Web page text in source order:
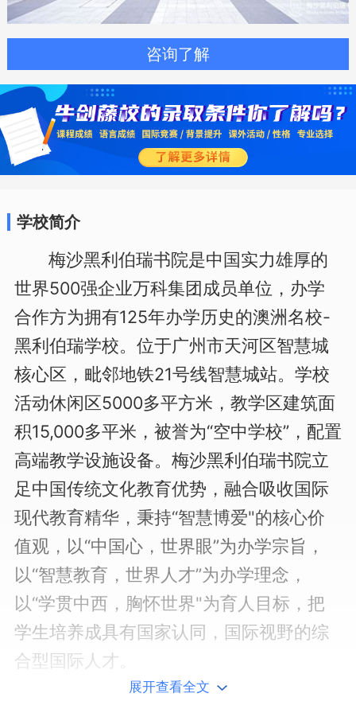
咨询了解
学校简介
梅沙黑利伯瑞书院是中国实力雄厚的
世界500强企业万科集团成员单位，办学
合作方为拥有125年办学历史的澳洲名校-
黑利伯瑞学校。位于广州市天河区智慧城
核心区，毗邻地铁21号线智慧城站。学校
活动休闲区5000多平方米，教学区建筑面
积15,000多平米，被誉为“空中学校”，配置
高端教学设施设备。梅沙黑利伯瑞书院立
足中国传统文化教育优势，融合吸收国际
现代教育精华，秉持“智慧博爱"的核心价
值观，以“中国心，世界眼”为办学宗旨，
以“智慧教育，世界人才”为办学理念，
以“学贯中西，胸怀世界"为育人目标，把
学生培养成具有国家认同，国际视野的综
合型国际人才。
展开查看全文